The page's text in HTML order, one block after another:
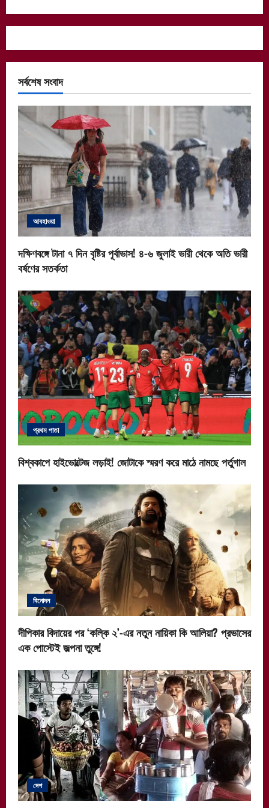
সর্বশেষ সংবাদ
আবহাওয়া
দক্ষিণবঙ্গে টানা ৭ দিন বৃষ্টির পূর্বাভাস! ৪-৬ জুলাই ভারী থেকে অতি ভারী
বর্ষণের সতর্কতা
প্রথম পাতা
বিশ্বকাপে হাইভোল্টেজ লড়াই! জোটাকে স্মরণ করে মাঠে নামছে পর্তুগাল
বিনোদন
দীপিকার বিদায়ের পর ‘কল্কি ২’-এর নতুন নায়িকা কি আলিয়া? প্রভাসের
এক পোস্টেই জল্পনা তুঙ্গে!
দেশ